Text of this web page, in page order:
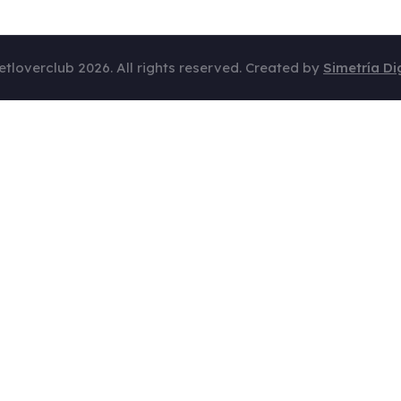
2026. All rights reserved. Created by Simetría